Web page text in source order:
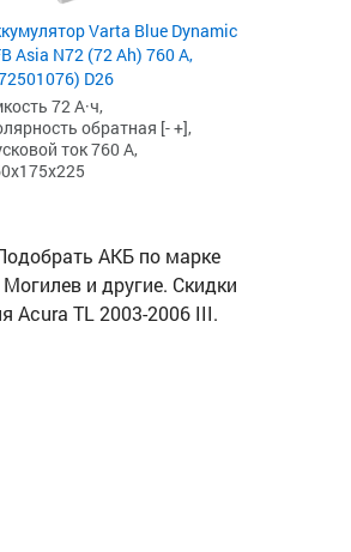
Varta Blue Dynamic
Asia N72 (72 Ah) 760 А,
D26
72 А·ч,
обратная [- +],
ток 760 А,
АКБ по марке
и другие. Скидки
Acura TL 2003-2006 III.